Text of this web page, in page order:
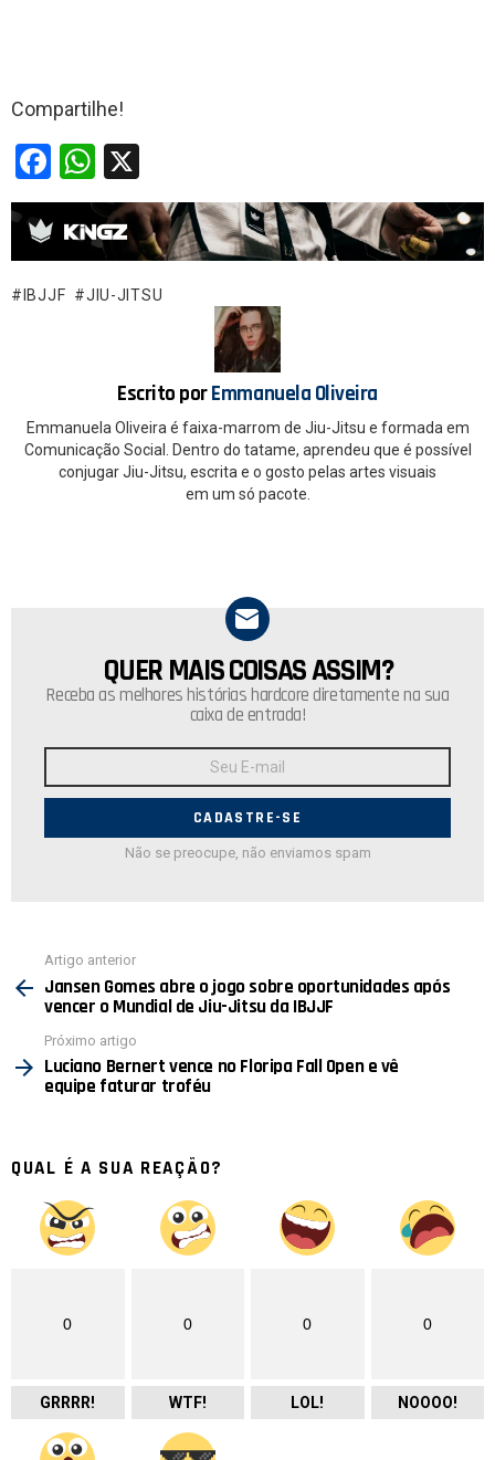
Compartilhe!
F
a
ce
b
o
W
h
at
s
A
IBJJF JIU-JITSU
Escrito porEmmanuela Oliveira
Emmanuela Oliveira é faixa-marrom de Jiu-Jitsu e formada em
Comunicação Social. Dentro do tatame, aprendeu que é possível
conjugar Jiu-Jitsu, escrita e o gosto pelas artes visuais
em um só pacote.
NEWSLETTER
QUER MAIS COISAS ASSIM?
Receba as melhores histórias hardcore diretamente na sua
caixa de entrada!
E-
Não se preocupe, não enviamos spam
mais
Artigo anterior
Jansen Gomes abre o jogo sobre oportunidades após
vencer o Mundial de Jiu-Jitsu da IBJJF
Próximo artigo
Luciano Bernert vence no Floripa Fall Open e vê
equipe faturar troféu
QUAL É A SUA REAÇÃO?
0
GRRRR!
0
WTF!
0
LOL!
0
NOOOO!